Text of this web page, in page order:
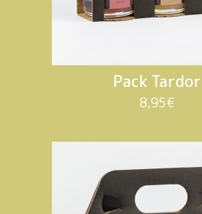
Pack Tardor
8,95€